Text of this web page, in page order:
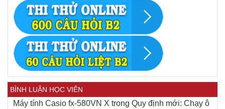
BÌNH LUẬN HỌC VIÊN
Máy tính Casio fx-580VN X trong Quy định mới: Chạy ô